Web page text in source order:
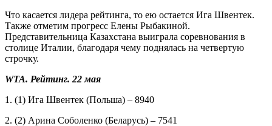
Что касается лидера рейтинга, то ею остается Ига Швентек.
Также отметим прогресс Елены Рыбакиной.
Представительница Казахстана выиграла соревнования в
столице Италии, благодаря чему поднялась на четвертую
строчку.
WTA. Рейтинг. 22 мая
1. (1) Ига Швентек (Польша) – 8940
2. (2) Арина Соболенко (Беларусь) – 7541